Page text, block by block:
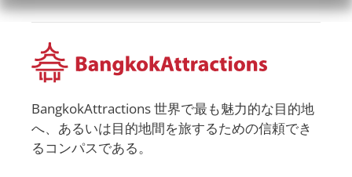
BangkokAttractions 世界で最も魅力的な目的地
へ、あるいは目的地間を旅するための信頼でき
るコンパスである。